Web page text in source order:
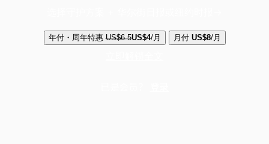
年付・周年特惠 US$6.5US$4/月 月付 US$8/月